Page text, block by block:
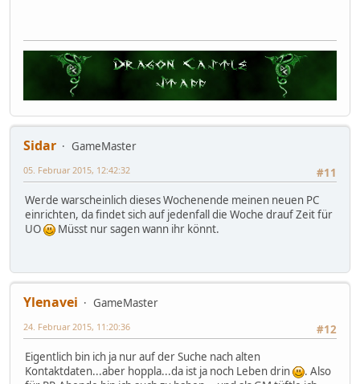
Sidar
GameMaster
#11
05. Februar 2015, 12:42:32
Werde warscheinlich dieses Wochenende meinen neuen PC
einrichten, da findet sich auf jedenfall die Woche drauf Zeit für
UO
Müsst nur sagen wann ihr könnt.
Ylenavei
GameMaster
#12
24. Februar 2015, 11:20:36
Eigentlich bin ich ja nur auf der Suche nach alten
Kontaktdaten...aber hoppla...da ist ja noch Leben drin
. Also